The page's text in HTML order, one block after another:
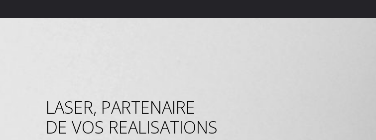
LASER, PARTENAIRE
DE VOS REALISATIONS